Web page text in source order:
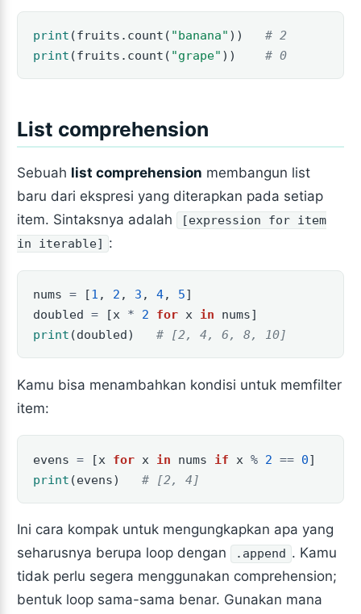
print (fruits.count( "banana" )) # 2
print (fruits.count( "grape" )) # 0
List comprehension
Sebuah list comprehension membangun list
baru dari ekspresi yang diterapkan pada setiap
item. Sintaksnya adalah
[expression for item
in iterable] :
nums = [1 , 2 , 3 , 4, 5]
doubled = [x * 2 for x in nums]
print (doubled) # [2, 4, 6, 8, 10]
Kamu bisa menambahkan kondisi untuk memfilter
item:
evens = [x for x in nums if x % 2 == 0]
print (evens) # [2, 4]
Ini cara kompak untuk mengungkapkan apa yang
seharusnya berupa loop dengan
.append . Kamu
tidak perlu segera menggunakan comprehension;
bentuk loop sama-sama benar. Gunakan mana